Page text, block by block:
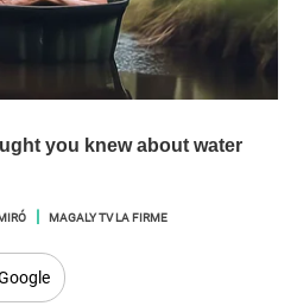
MAGALY TV LA FIRME